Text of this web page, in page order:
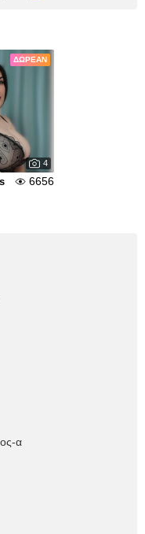
ΔΩΡΕΆΝ
4
6656
α